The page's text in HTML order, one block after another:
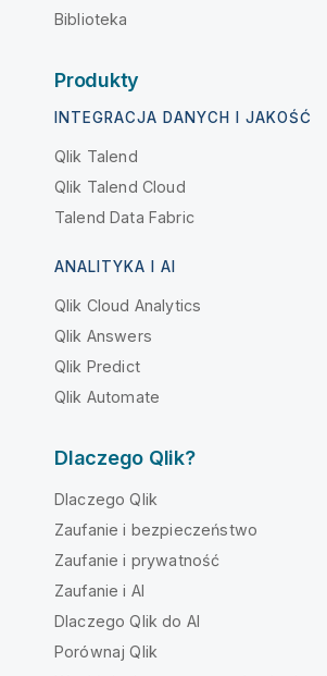
Biblioteka
Produkty
INTEGRACJA DANYCH I JAKOŚĆ
Qlik Talend
Qlik Talend Cloud
Talend Data Fabric
ANALITYKA I AI
Qlik Cloud Analytics
Qlik Answers
Qlik Predict
Qlik Automate
Dlaczego Qlik?
Dlaczego Qlik
Zaufanie i bezpieczeństwo
Zaufanie i prywatność
Zaufanie i AI
Dlaczego Qlik do AI
Porównaj Qlik